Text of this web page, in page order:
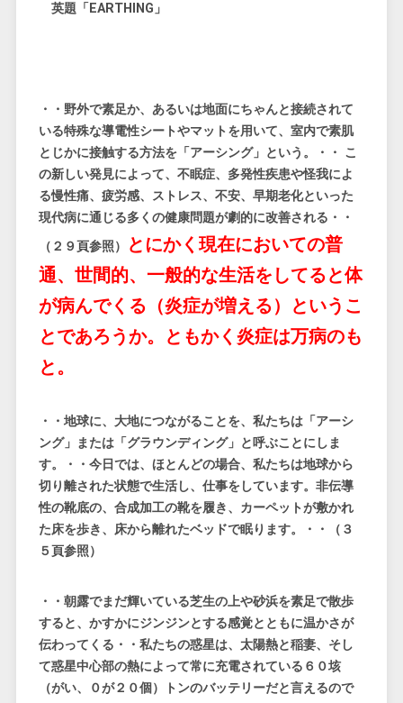
英題「EARTHING」
・・野外で素足か、あるいは地面にちゃんと接続されて
いる特殊な導電性シートやマットを用いて、室内で素肌
とじかに接触する方法を「アーシング」という。・・ こ
の新しい発見によって、不眠症、多発性疾患や怪我によ
る慢性痛、疲労感、ストレス、不安、早期老化といった
現代病に通じる多くの健康問題が劇的に改善される・・
（２９頁参照）
とにかく現在においての普
通、世間的、一般的な生活をしてると体
が病んでくる（炎症が増える）というこ
とであろうか。ともかく炎症は万病のも
と。
・・地球に、大地につながることを、私たちは「アーシ
ング」または「グラウンディング」と呼ぶことにしま
す。・・今日では、ほとんどの場合、私たちは地球から
切り離された状態で生活し、仕事をしています。非伝導
性の靴底の、合成加工の靴を履き、カーペットが敷かれ
た床を歩き、床から離れたベッドで眠ります。・・（３
５頁参照）
・・朝露でまだ輝いている芝生の上や砂浜を素足で散歩
すると、かすかにジンジンとする感覚とともに温かさが
伝わってくる・・私たちの惑星は、太陽熱と稲妻、そし
て惑星中心部の熱によって常に充電されている６０垓
（がい、０が２０個）トンのバッテリーだと言えるので